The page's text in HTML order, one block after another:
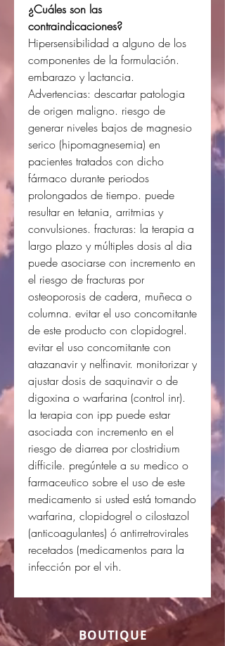
¿Cuáles son las
contraindicaciones?
Hipersensibilidad a alguno de los
componentes de la formulación.
embarazo y lactancia.
Advertencias: descartar patologia
de origen maligno. riesgo de
generar niveles bajos de magnesio
serico (hipomagnesemia) en
pacientes tratados con dicho
fármaco durante periodos
prolongados de tiempo. puede
resultar en tetania, arritmias y
convulsiones. fracturas: la terapia a
largo plazo y múltiples dosis al dia
puede asociarse con incremento en
el riesgo de fracturas por
osteoporosis de cadera, muñeca o
columna. evitar el uso concomitante
de este producto con clopidogrel.
evitar el uso concomitante con
atazanavir y nelfinavir. monitorizar y
ajustar dosis de saquinavir o de
digoxina o warfarina (control inr).
la terapia con ipp puede estar
asociada con incremento en el
riesgo de diarrea por clostridium
difficile. pregúntele a su medico o
farmaceutico sobre el uso de este
medicamento si usted está tomando
warfarina, clopidogrel o cilostazol
(anticoagulantes) ó antirretrovirales
recetados (medicamentos para la
infección por el vih.
BOUTIQUE